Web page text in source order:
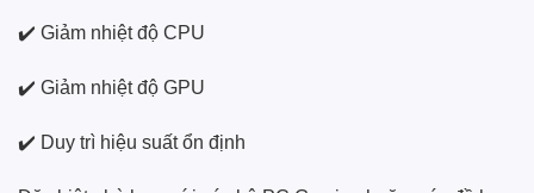
✔️ Giảm nhiệt độ CPU
✔️ Giảm nhiệt độ GPU
✔️ Duy trì hiệu suất ổn định